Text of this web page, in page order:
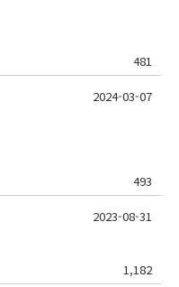
481
493
2024-03-07
1,182
2023-08-31